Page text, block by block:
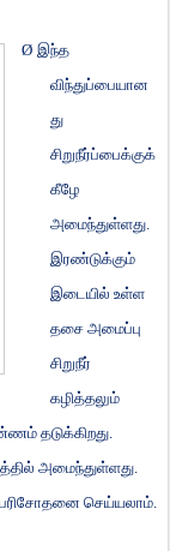
Ø இந்த
விந்துப்பையான
து
சிறுநீர்ப்பைக்குக்
கீழே
அமைந்துள்ளது.
இரண்டுக்கும்
இடையில் உள்ள
தசை அமைப்பு
சிறுநீர்
கழித்தலும்
தடுக்கிறது.
அமைந்துள்ளது.
செய்யலாம்.